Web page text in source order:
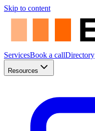
Skip to content
ServicesBook a callDirectory
Resources